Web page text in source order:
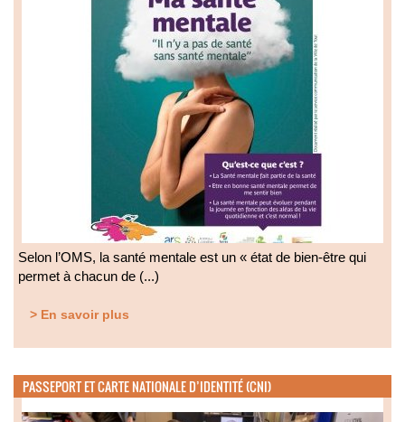
Selon l’OMS, la santé mentale est un « état de bien-être qui
permet à chacun de (...)
> En savoir plus
PASSEPORT ET CARTE NATIONALE D’IDENTITÉ (CNI)